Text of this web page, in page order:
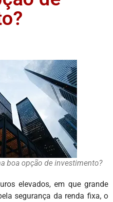
boa opção de investimento?
elevados, em que grande
segurança da renda fixa, o